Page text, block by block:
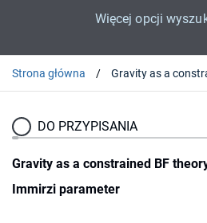
Więcej opcji
Strona główna
DO PRZYPISANIA
Gravity as a constrained BF
Immirzi parameter